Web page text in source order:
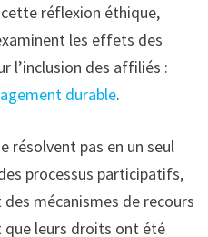
réflexion éthique,
les effets des
l’inclusion des affiliés :
durable.
résolvent pas en un seul
processus participatifs,
mécanismes de recours
leurs droits ont été